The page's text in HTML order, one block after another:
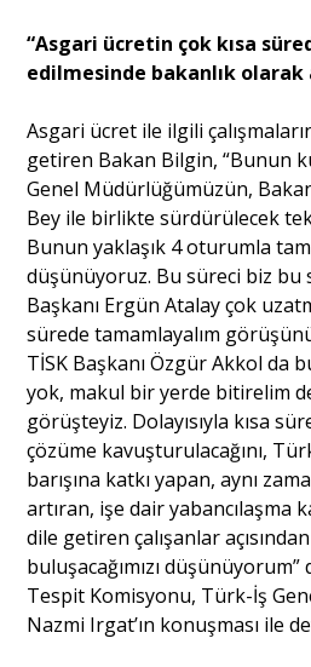
“Asgari ücretin çok kısa
edilmesinde bakanlık olarak
Asgari ücret ile ilgili
getiren Bakan Bilgin, “Bunun
Genel Müdürlüğümüzün,
Bey ile birlikte sürdürülecek
Bunun yaklaşık 4 oturumla
düşünüyoruz. Bu süreci biz bu
Başkanı Ergün Atalay çok
sürede tamamlayalım
TİSK Başkanı Özgür Akkol da
yok, makul bir yerde bitirelim
görüşteyiz. Dolayısıyla kısa
çözüme kavuşturulacağını,
barışına katkı yapan, aynı
artıran, işe dair yabancılaşma
dile getiren çalışanlar
buluşacağımızı
Tespit Komisyonu, Türk-İş
Nazmi Irgat’ın konuşması ile